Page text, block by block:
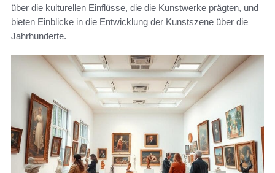
über die kulturellen Einflüsse, die die Kunstwerke prägten, und
bieten Einblicke in die Entwicklung der Kunstszene über die
Jahrhunderte.